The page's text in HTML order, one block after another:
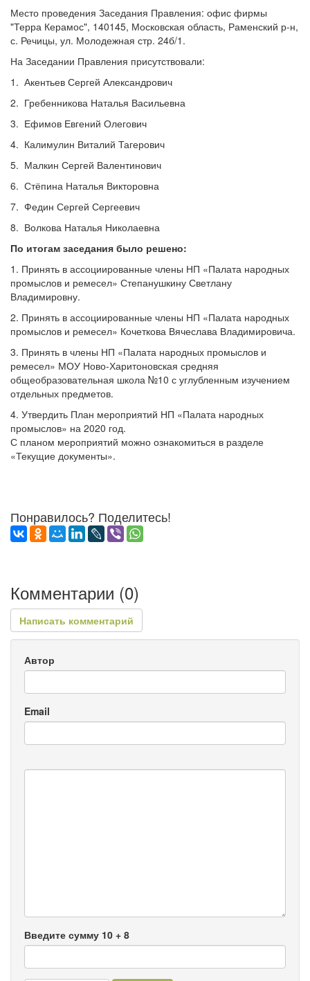
Место проведения Заседания Правления: офис фирмы
"Терра Керамос", 140145, Московская область, Раменский р-н,
с. Речицы, ул. Молодежная стр. 24б/1.
На Заседании Правления присутствовали:
1. Акентьев Сергей Александрович
2. Гребенникова Наталья Васильевна
3. Ефимов Евгений Олегович
4. Калимулин Виталий Тагерович
5. Малкин Сергей Валентинович
6. Стёпина Наталья Викторовна
7. Федин Сергей Сергеевич
8. Волкова Наталья Николаевна
По итогам заседания было решено:
1. Принять в ассоциированные члены НП «Палата народных
промыслов и ремесел» Степанушкину Светлану
Владимировну.
2. Принять в ассоциированные члены НП «Палата народных
промыслов и ремесел» Кочеткова Вячеслава Владимировича.
3. Принять в члены НП «Палата народных промыслов и
ремесел» МОУ Ново-Харитоновская средняя
общеобразовательная школа №10 с углубленным изучением
отдельных предметов.
4. Утвердить План мероприятий НП «Палата народных
промыслов» на 2020 год.
С планом мероприятий можно ознакомиться в разделе
«Текущие документы».
Понравилось? Поделитесь!
Комментарии (0)
Написать комментарий
Автор
Email
Введите сумму 10 + 8